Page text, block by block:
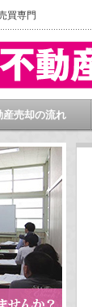
買専門
産売却の流れ